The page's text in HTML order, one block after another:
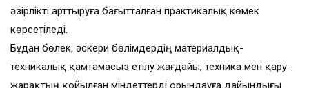
әзірлікті арттыруға бағытталған практикалық көмек
көрсетіледі.
Бұдан бөлек, әскери бөлімдердің материалдық-
техникалық қамтамасыз етілу жағдайы, техника мен қару-
жарақтың қойылған міндеттерді орындауға дайындығы